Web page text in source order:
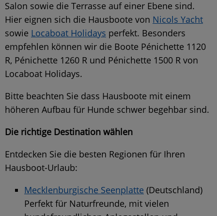
Salon sowie die Terrasse auf einer Ebene sind.
Hier eignen sich die Hausboote von Nicols Yacht
sowie Locaboat Holidays perfekt. Besonders
empfehlen können wir die Boote Pénichette 1120
R, Pénichette 1260 R und Pénichette 1500 R von
Locaboat Holidays.
Bitte beachten Sie dass Hausboote mit einem
höheren Aufbau für Hunde schwer begehbar sind.
Die richtige Destination wählen
Entdecken Sie die besten Regionen für Ihren
Hausboot-Urlaub:
Mecklenburgische Seenplatte (Deutschland)
Perfekt für Naturfreunde, mit vielen